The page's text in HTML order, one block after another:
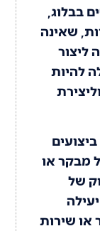
בבלוג,
שאינה
ליצור
להיות
מבקר או
של
או שירות